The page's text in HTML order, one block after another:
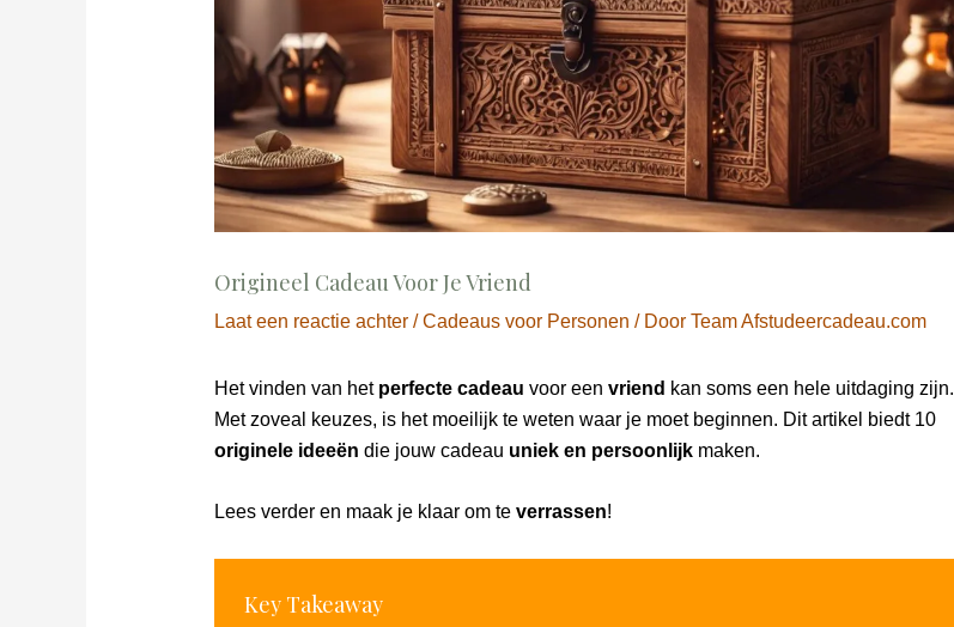
Origineel Cadeau Voor Je Vriend
Laat een reactie achter /Cadeaus voor Personen / Door Team Afstudeercadeau.com
Het vinden van het perfecte cadeau voor een vriend kan soms een hele uitdaging zijn.
Met zoveal keuzes, is het moeilijk te weten waar je moet beginnen. Dit artikel biedt 10
originele ideeën die jouw cadeau uniek en persoonlijkmaken.
Lees verder en maak je klaar om te verrassen!
Key Takeaway